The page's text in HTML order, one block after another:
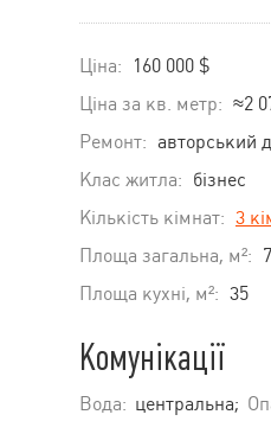
Ціна:
160 000 $
Ціна за кв. метр: ≈2
Ремонт: авторський
Клас житла: бізнес
Кількість кімнат: 3
Площа загальна, м²:
Площа кухні, м²: 35
Комунікації
Вода: центральна;